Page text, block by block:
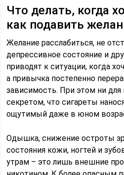
Что делать, когда
как подавить
Желание расслабиться, не
депрессивное состояние и
приводят к ситуации, когда
а привычка постепенно
зависимость. При этом ни для
секретом, что сигареты
ощутимый даже в юном
Одышка, снижение остроты
состояния кожи, ногтей и
утрам – это лишь внешние